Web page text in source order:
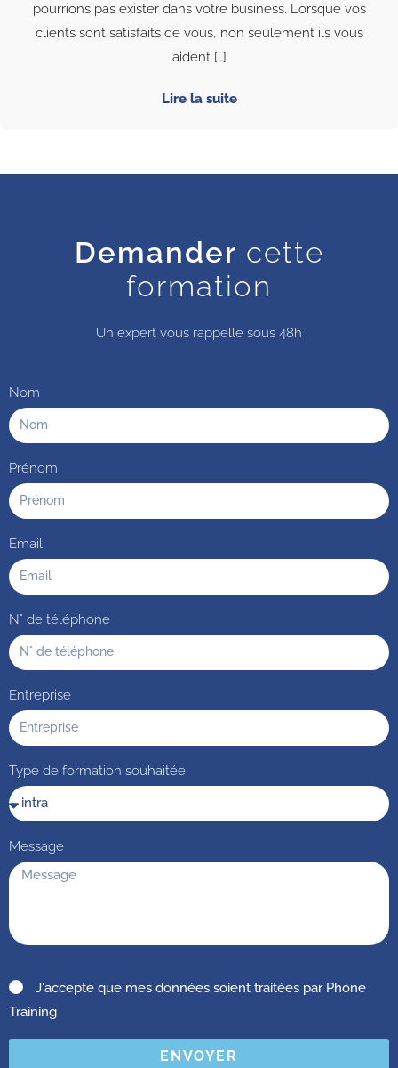
pourrions pas exister dans votre business. Lorsque vos
clients sont satisfaits de vous, non seulement ils vous
aident […]
Lire la suite
Demander cette
formation
Un expert vous rappelle sous 48h
Nom
Prénom
Email
N° de téléphone
Entreprise
Type de formation souhaitée
Message
J'accepte que mes données soient traitées par Phone
Training
ENVOYER